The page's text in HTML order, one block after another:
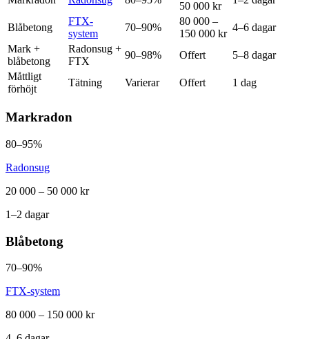
50 000 kr
Blåbetong
FTX-
system
70–90%
80 000 –
150 000 kr
4–6 dagar
Mark +
blåbetong
Radonsug +
FTX
90–98% Offert
5–8 dagar
Måttligt
förhöjt
Tätning Varierar Offert 1 dag
Markradon
80–95%
Radonsug
20 000 – 50 000 kr
1–2 dagar
Blåbetong
70–90%
FTX-system
80 000 – 150 000 kr